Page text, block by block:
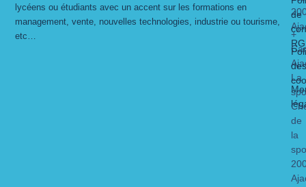
lycéens ou étudiants avec un accent sur les formations en
management, vente, nouvelles technologies, industrie ou tourisme,
etc…
+
La
de
la
de
des